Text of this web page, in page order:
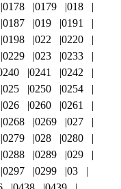
0178 0179
018
0187 019
0191
0198 022
0220
0229 023
0233
0241
0242
025 0250
0254
026 0260
0261
0268 0269
027
0279 028
0280
0288 0289
029
0297 0299
03